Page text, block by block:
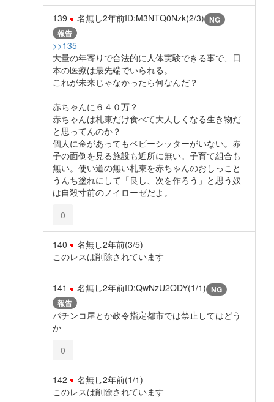
139 名無し2年前ID:M3NTQ0Nzk(2/3) NG
報告
>>135
大量の年寄りで合法的に人体実験できる事で、日
本の医療は最先端でいられる。
これが未来じゃなかったら何なんだ？
赤ちゃんに６４０万？
赤ちゃんは札束だけ食べて大人しくなる生き物だ
と思ってんのか？
個人に金があってもベビーシッターがいない。赤
子の面倒を見る施設も近所に無い。子育て組合も
無い。使い道の無い札束を赤ちゃんのおしっこと
うんち塗れにして「良し、次を作ろう」と思う奴
は自殺寸前のノイローゼだよ。
0
140 名無し2年前(3/5)
このレスは削除されています
141 名無し2年前ID:QwNzU2ODY(1/1) NG
報告
パチンコ屋とか政令指定都市では禁止してはどう
か
0
142 名無し2年前(1/1)
このレスは削除されています